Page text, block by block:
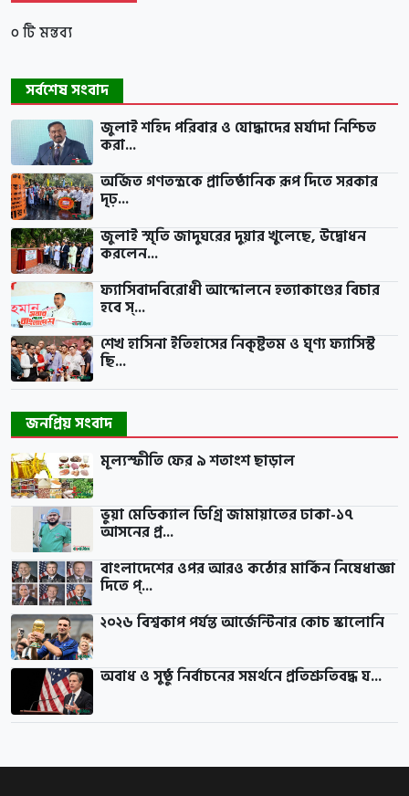
০ টি মন্তব্য
সর্বশেষ সংবাদ
জুলাই শহিদ পরিবার ও যোদ্ধাদের মর্যাদা নিশ্চিত
করা...
অর্জিত গণতন্ত্রকে প্রাতিষ্ঠানিক রূপ দিতে সরকার
দৃঢ়...
জুলাই স্মৃতি জাদুঘরের দুয়ার খুলেছে, উদ্বোধন
করলেন...
ফ্যাসিবাদবিরোধী আন্দোলনে হত্যাকাণ্ডের বিচার
হবে স্...
শেখ হাসিনা ইতিহাসের নিকৃষ্টতম ও ঘৃণ্য ফ্যাসিস্ট
ছি...
জনপ্রিয় সংবাদ
মূল্যস্ফীতি ফের ৯ শতাংশ ছাড়াল
ভুয়া মেডিক্যাল ডিগ্রি জামায়াতের ঢাকা-১৭
আসনের প্র...
বাংলাদেশের ওপর আরও কঠোর মার্কিন নিষেধাজ্ঞা
দিতে প্...
২০২৬ বিশ্বকাপ পর্যন্ত আর্জেন্টিনার কোচ স্কালোনি
অবাধ ও সুষ্ঠু নির্বাচনের সমর্থনে প্রতিশ্রুতিবদ্ধ য...